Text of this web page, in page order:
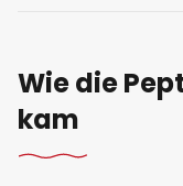
Wie die
kam